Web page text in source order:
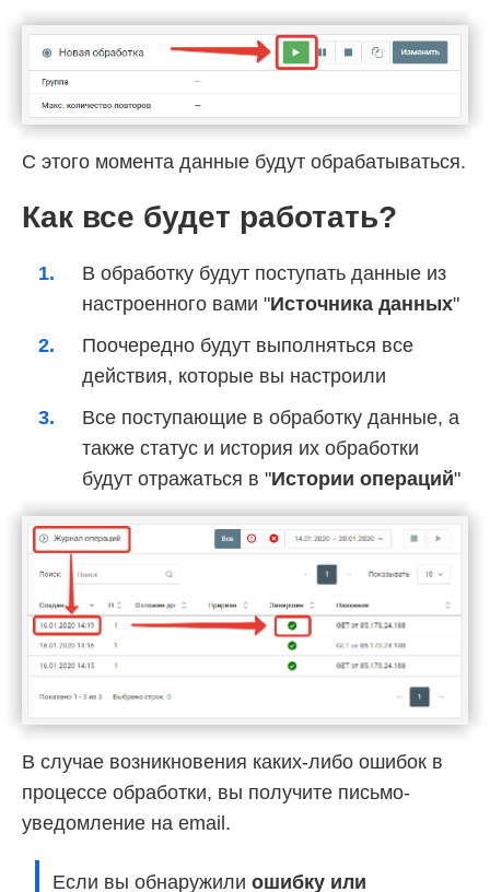
С этого момента данные будут обрабатываться.
Как все будет работать?
В обработку будут поступать данные из
настроенного вами "Источника данных"
Поочередно будут выполняться все
действия, которые вы настроили
Все поступающие в обработку данные, а
также статус и история их обработки
будут отражаться в "Истории операций"
В случае возникновения каких-либо ошибок в
процессе обработки, вы получите письмо-
уведомление на email.
Если вы обнаружили ошибку или